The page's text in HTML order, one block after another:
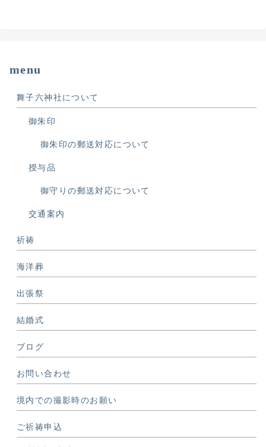
menu
舞子六神社について
御朱印
御朱印の郵送対応について
授与品
御守りの郵送対応について
交通案内
祈祷
海洋葬
出張祭
結婚式
ブログ
お問い合わせ
境内での撮影時のお願い
ご祈祷申込